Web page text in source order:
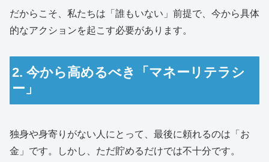
だからこそ、私たちは「誰もいない」前提で、今から具体
的なアクションを起こす必要があります。
2. 今から高めるべき「マネーリテラシ
ー」
独身や身寄りがない人にとって、最後に頼れるのは「お
金」です。しかし、ただ貯めるだけでは不十分です。